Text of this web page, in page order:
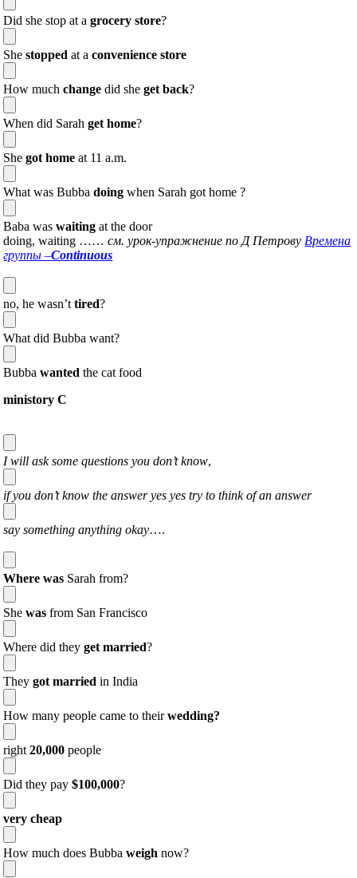
Did she stop at agrocery store?
Shestopped at aconvenience store
How muchchange did sheget back?
When did Sarah get home?
Shegot home at 11 a.m.
What was Bubbadoing when Sarah got home ?
Baba waswaiting at the door
doing, waiting …… см. урок-упражнение по Д Петрову Времена
группы –Continuous
no, he wasn’ttired?
What did Bubba want?
Bubbawanted the cat food
ministory C
I will ask some questions you don’t know,
if you don’t know the answer yes yes try to think of an answer
say something anything okay….
Where was Sarah from?
She was from San Francisco
Where did they get married?
Theygot married in India
How many people came to theirwedding?
right20,000 people
Did they pay$100,000?
very cheap
How much does Bubbaweigh now?